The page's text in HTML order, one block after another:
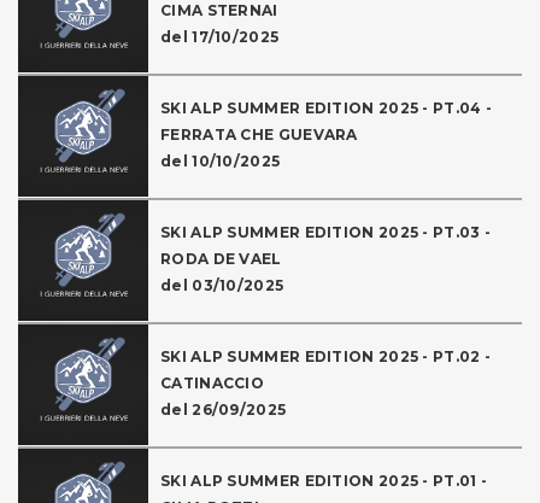
CIMA STERNAI
del 17/10/2025
SKI ALP SUMMER EDITION 2025 - PT.04 -
FERRATA CHE GUEVARA
del 10/10/2025
SKI ALP SUMMER EDITION 2025 - PT.03 -
RODA DE VAEL
del 03/10/2025
SKI ALP SUMMER EDITION 2025 - PT.02 -
CATINACCIO
del 26/09/2025
SKI ALP SUMMER EDITION 2025 - PT.01 -